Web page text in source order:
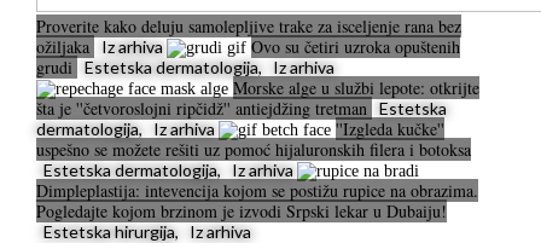
Proverite kako deluju samolepljive trake za isceljenje rana bez
ožiljaka
Iz arhiva
Ovo su četiri uzroka opuštenih
grudi
Estetska dermatologija, Iz arhiva
Morske alge u službi lepote: otkrijte
šta je ''četvoroslojni ripčidž'' antiejdžing tretman Estetska
dermatologija, Iz arhiva
''Izgleda kučke''
uspešno se možete rešiti uz pomoć hijaluronskih filera i botoksa
Estetska dermatologija, Iz arhiva
Dimpleplastija: intevencija kojom se postižu rupice na obrazima.
Pogledajte kojom brzinom je izvodi Srpski lekar u Dubaiju!
Estetska hirurgija, Iz arhiva